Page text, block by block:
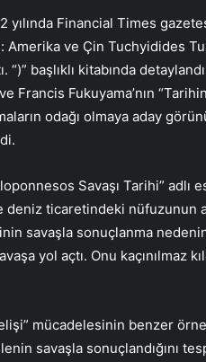
Financial Times
Amerika ve Çin Tuchyidides
başlıklı kitabında
Francis Fukuyama’nın
odağı olmaya aday
Savaşı Tarihi” adlı
deniz ticaretindeki nüfuzunun
savaşla sonuçlanma
yol açtı. Onu kaçınılmaz
mücadelesinin benzer
savaşla sonuçlandığını